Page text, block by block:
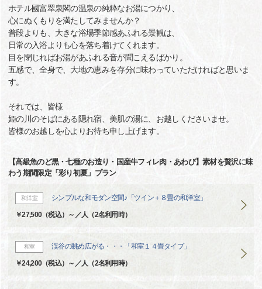
ホテル國富翠泉閣の温泉の純粋なお湯につかり、
心にぬくもりを満たしてみませんか？
普段よりも、大きな浴場季節感あふれる景観は、
日常の入浴よりも心を落ち着けてくれます。
目を閉じればお湯があふれる音が聞こえるばかり。
五感で、全身で、大地の恵みを存分に味わっていただければと思いま
す。
それでは、皆様
姫の川のそばにある隠れ宿、美肌の湯に、お越しくださいませ。
皆様のお越しを心よりお待ち申し上げます。
【高級魚のど黒・七種のお造り・国産牛フィレ肉・あわび】素材を贅沢に味
わう期間限定「彩り初夏」プラン
和洋室 シンプルな和モダン空間♪「ツイン＋８畳の和洋室」
￥27,500（税込）～／人（2名利用時）
和室 渓谷の眺め広がる・・・「和室１４畳タイプ」
￥24,200（税込）～／人（2名利用時）